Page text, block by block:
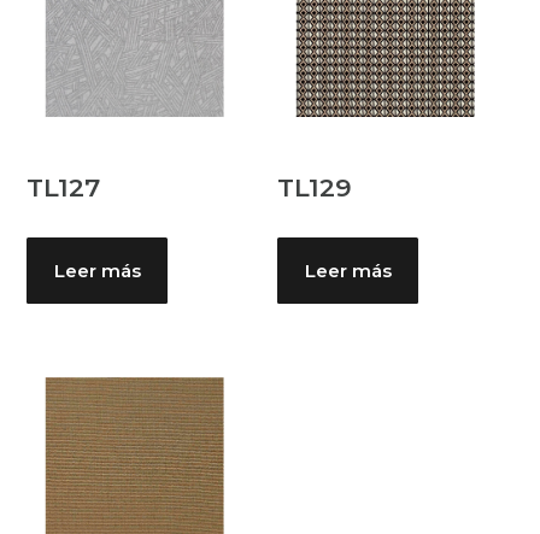
TL127
Leer más
TL129
Leer más